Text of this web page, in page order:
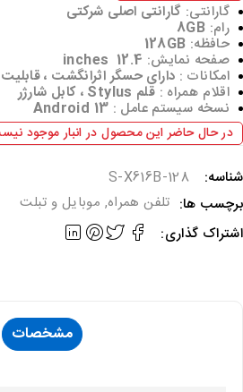
گارانتی: گارانتی اصلی شرکتی
رام: 8GB
حافظه: 128GB
صفحه نمایش: 12.4 inches
امکانات : دارای حسگر اثرانگشت ،
اقلام همراه : قلم Stylus ، کابل شارژر
نسخه سیستم عامل : Android 13
در حال حاضر این محصول در انبار موجود
S-X616B-128
ها:
تلفن همراه,موبایل و تبلت
گذاری:
مشخصات